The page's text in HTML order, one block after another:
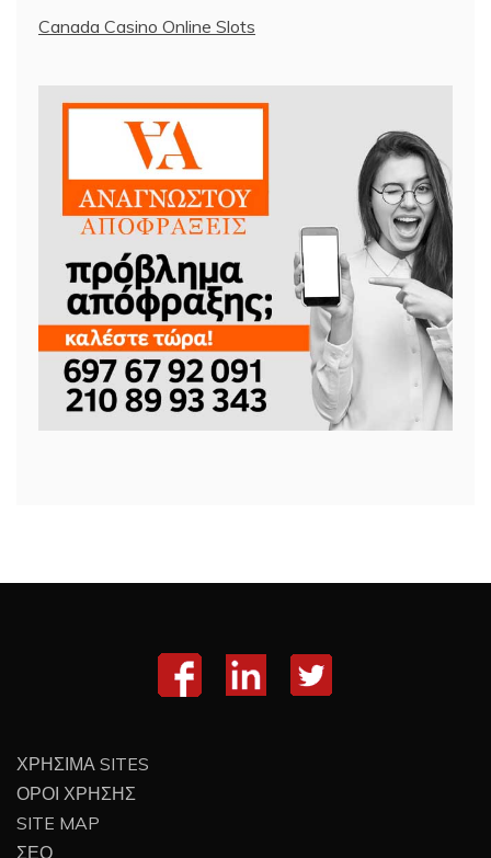
Canada Casino Online Slots
ΧΡΗΣΙΜΑ SITES
ΟΡΟΙ ΧΡΗΣΗΣ
SITE MAP
ΣΕΟ